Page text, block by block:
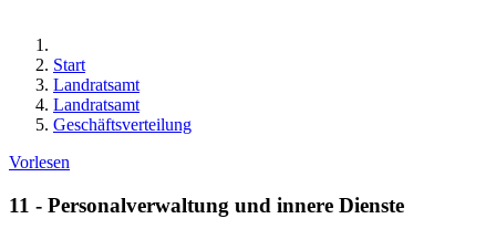
Start
Landratsamt
Landratsamt
Geschäftsverteilung
Vorlesen
11 - Personalverwaltung und innere Dienste